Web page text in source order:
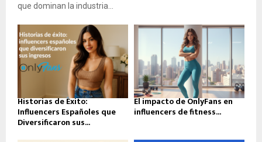
que dominan la industria...
Historias de Éxito:
Influencers Españoles que
Diversificaron sus...
El impacto de OnlyFans en
influencers de fitness...